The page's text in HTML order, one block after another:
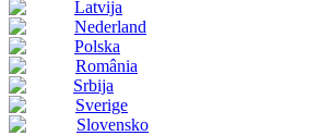
Latvija
Nederland
Polska
România
Srbija
Sverige
Slovensko